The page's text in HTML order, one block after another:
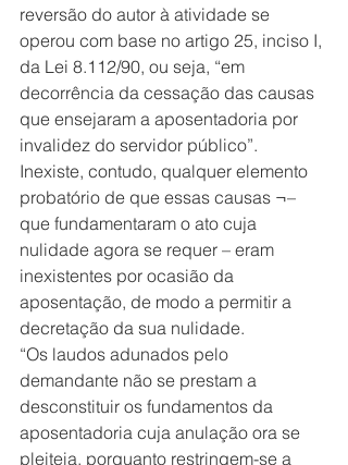
reversão do autor à atividade se
operou com base no artigo 25, inciso I,
da Lei 8.112/90, ou seja, “em
decorrência da cessação das causas
que ensejaram a aposentadoria por
invalidez do servidor público”.
Inexiste, contudo, qualquer elemento
probatório de que essas causas ¬–
que fundamentaram o ato cuja
nulidade agora se requer – eram
inexistentes por ocasião da
aposentação, de modo a permitir a
decretação da sua nulidade.
“Os laudos adunados pelo
demandante não se prestam a
desconstituir os fundamentos da
aposentadoria cuja anulação ora se
pleiteia, porquanto restringem-se a